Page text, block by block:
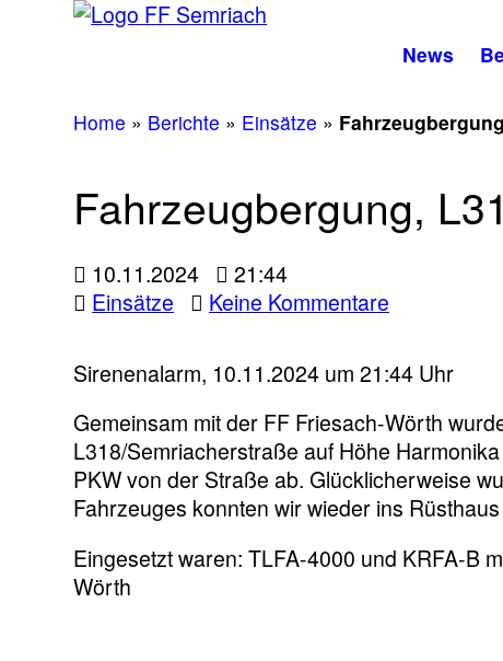
News
Home » Berichte » Einsätze »
Fahrzeugbergung,
10.11.2024
21:44
Einsätze
Keine Kommentarezu
Sirenenalarm, 10.11.2024 um 21:44 Uhr
Gemeinsam mit der FF Friesach-Wörth
L318/Semriacherstraße auf Höhe
PKW von der Straße ab. Glücklicherweise
Fahrzeuges konnten wir wieder ins
Eingesetzt waren: TLFA-4000 und KRFA-B
Wörth